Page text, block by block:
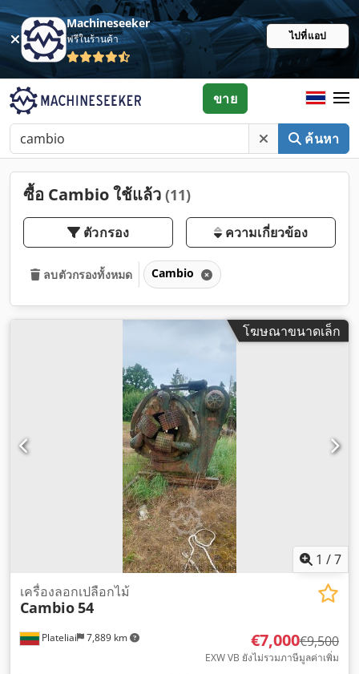
Machineseeker
ฟรีในร้านค้า ไปที่แอป
ค้นหา
ขาย
ซื้อ Cambio ใช้แล้ว (11)
ตัวกรอง ความเกี่ยวข้อง
ลบตัวกรองทั้งหมด Cambio
โฆษณาขนาดเล็ก
1 /7
Plateliai 7,889 km
เครื่องลอกเปลือกไม้
Cambio54
€7,000€9,500
EXW VB ยังไม่รวมภาษีมูลค่าเพิ่ม